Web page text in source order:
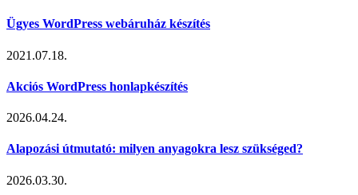
Ügyes WordPress webáruház készítés
2021.07.18.
Akciós WordPress honlapkészítés
2026.04.24.
Alapozási útmutató: milyen anyagokra lesz szükséged?
2026.03.30.